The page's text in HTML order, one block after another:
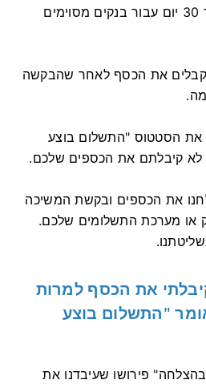
עם זאת, ייתכן שיחלפו עד 30 יום עבור בנקים מסוימים
מקבלים את הכסף לאחר שהבקשה
הסטטוס "התשלום בוצע
קיבלתם את הכספים שלכם.
את הכספים ובקשת המשיכה
או מערכת התשלומים שלכם.
את הכסף למרות
"התשלום בוצע
פירושו שעיבדנו את